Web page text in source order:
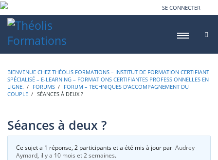
SE CONNECTER
BIENVENUE CHEZ THÉOLIS FORMATIONS – INSTITUT DE FORMATION CERTIFIANT
SPÉCIALISÉ – E-LEARNING – FORMATIONS CERTIFIANTES PROFESSIONNELLES EN
LIGNE.
FORUMS
FORUM – TECHNIQUES D’ACCOMPAGNEMENT DU
COUPLE
SÉANCES À DEUX ?
Séances à deux ?
Ce sujet a 1 réponse, 2 participants et a été mis à jour par Audrey
Aymard, il y a 10 mois et 2 semaines.